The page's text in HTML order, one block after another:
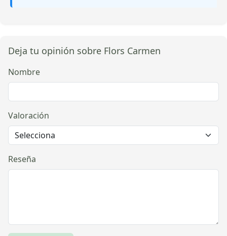
Deja tu opinión sobre Flors Carmen
Nombre
Valoración
Reseña